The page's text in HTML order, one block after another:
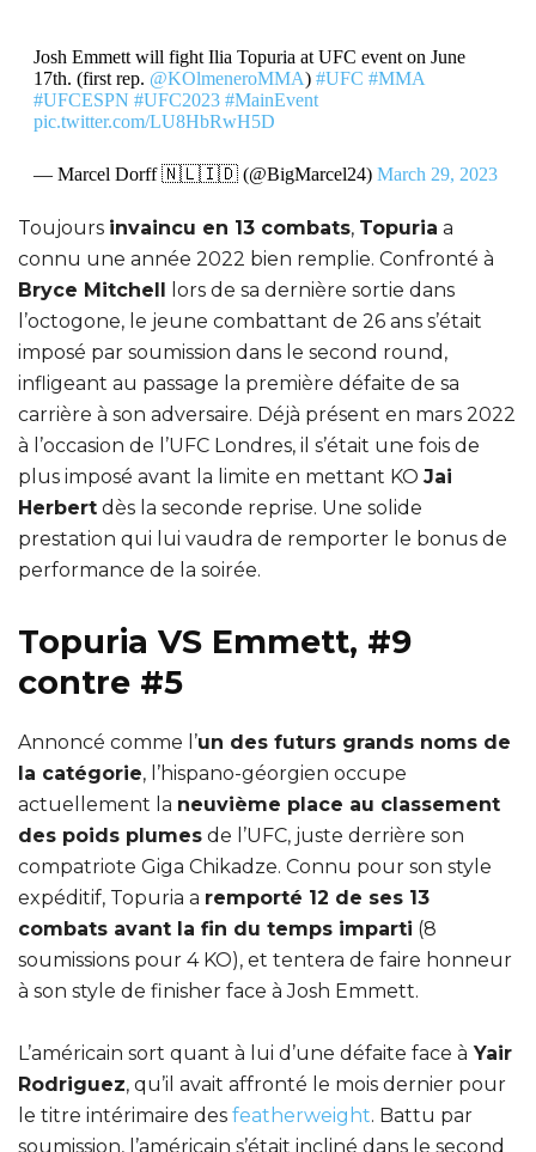
Josh Emmett will fight Ilia Topuria at UFC event on June
17th. (first rep. @KOlmeneroMMA) #UFC #MMA
#UFCESPN #UFC2023 #MainEvent
pic.twitter.com/LU8HbRwH5D
— Marcel Dorff 🇳🇱🇮🇩 (@BigMarcel24) March 29, 2023
Toujours invaincu en 13 combats, Topuria a
connu une année 2022 bien remplie. Confronté à
Bryce Mitchell lors de sa dernière sortie dans
l’octogone, le jeune combattant de 26 ans s’était
imposé par soumission dans le second round,
infligeant au passage la première défaite de sa
carrière à son adversaire. Déjà présent en mars 2022
à l’occasion de l’UFC Londres, il s’était une fois de
plus imposé avant la limite en mettant KO Jai
Herbert dès la seconde reprise. Une solide
prestation qui lui vaudra de remporter le bonus de
performance de la soirée.
Topuria VS Emmett, #9
contre #5
Annoncé comme l’un des futurs grands noms de
la catégorie, l’hispano-géorgien occupe
actuellement la neuvième place au classement
des poids plumes de l’UFC, juste derrière son
compatriote Giga Chikadze. Connu pour son style
expéditif, Topuria a remporté 12 de ses 13
combats avant la fin du temps imparti (8
soumissions pour 4 KO), et tentera de faire honneur
à son style de finisher face à Josh Emmett.
L’américain sort quant à lui d’une défaite face à Yair
Rodriguez, qu’il avait affronté le mois dernier pour
le titre intérimaire des featherweight. Battu par
soumission, l’américain s’était incliné dans le second